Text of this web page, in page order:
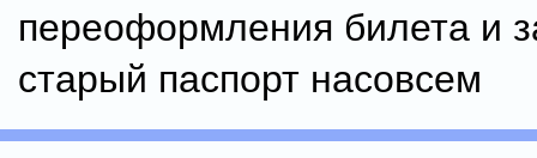
переоформления билета и
старый паспорт насовсем